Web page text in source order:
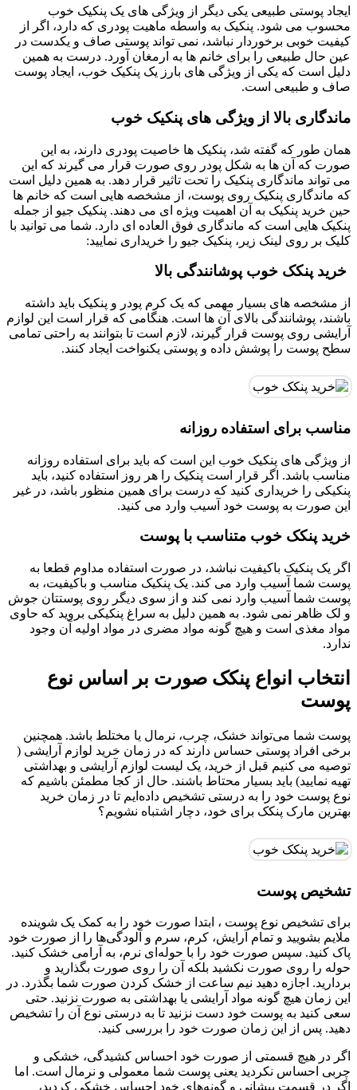
ایجاد پوستی طبیعی یکی دیگر از ویژگی های یک پنکیک خوب
محسوب می شود. پنکیک به واسطه ماهیت پودری که دارد، اگر از
کیفیت خوبی برخوردار نباشد، نمی تواند پوستی صاف و یکدست در
عین حال طبیعی را برای خانم ها به ارمغان آورد. درست به همین
دلیل است که یکی از ویژگی های بارز یک پنکیک خوب، ایجاد پوست
صاف و طبیعی است.
ماندگاری بالا از ویژگی های پنکیک خوب
همان طور که گفته شد، پنکیک ها خاصیت پودری دارند، به این
صورت که آن ها به شکل پودر روی صورت قرار می گیرند که این
می تواند ماندگاری پنکیک را تحت تاثیر قرار دهد. به همین دلیل است
که ماندگاری پنکیک روی پوست، از مشخصه هایی است که خانم ها
حین خرید پنکیک به آن اهمیت ویژه ای می دهند. پنکیک جیو از جمله
پنکیک هایی است که ماندگاری فوق العاده ای دارد. شما می توانید با
کلیک بر روی لینک زیر، پنکیک جیو را خریداری نمایید:
خريد پنکک خوب پوشانندگی بالا
از مشخصه های بسیار مهمی که یک کرم پودر و پنکیک باید داشته
باشند، پوشانندگی بالای آن ها است. هنگامی که قرار است این لوازم
آرایشی روی پوست قرار گیرند، لازم است تا بتوانند به راحتی تمامی
سطح پوست را پوشش داده و پوستی یکنواخت ایجاد کنند.
مناسب برای استفاده روزانه
از ویژگی های پنکیک خوب این است که باید برای استفاده روزانه
مناسب باشد. اگر قرار است پنکیک را هر روز استفاده کنید، باید
پنکیکی را خریداری کنید که درست برای همین منظور باشد، در غیر
این صورت به پوست خود آسیب وارد می کنید.
خريد پنکک خوب متناسب با پوست
اگر یک پنکیک باکیفیت نباشد، در صورت استفاده مداوم قطعا به
پوست شما آسیب وارد می کند. یک پنکیک مناسب و باکیفیت، به
پوست شما آسیب وارد نمی کند و از سوی دیگر روی پوستتان جوش
و لک ظاهر نمی شود. به همین دلیل به سراغ پنکیکی بروید که حاوی
مواد مغذی است و هیچ گونه مواد مضری در مواد اولیه آن وجود
ندارد.
انتخاب انواع پنکک صورت بر اساس نوع
پوست
پوست شما می‌تواند خشک، چرب، نرمال یا مختلط باشد. همچنین
برخی افراد پوستی حساس دارند که در زمان خرید لوازم آرایشی (
توصیه می کنیم قبل از خرید، یک لیست لوازم آرایشی و بهداشتی
تهیه نمایید) باید بسیار محتاط باشند. حال از کجا مطمئن باشیم که
نوع پوست خود را به درستی تشخیص داده‌ایم تا در زمان خرید
بهترین مارک پنکک برای خود، دچار اشتباه نشویم؟
تشخیص پوست
برای تشخیص نوع پوست ، ابتدا صورت خود را به کمک یک شوینده
ملایم بشویید و تمام آرایش، کرم، سرم و آلودگی‌ها را از صورت خود
پاک کنید. سپس صورت خود را با حوله‌ای نرم، به آرامی خشک کنید.
حوله را روی صورت نکشید بلکه آن را روی صورت بگذارید و
بردارید. اجازه دهید نیم ساعت از خشک کردن صورت شما بگذرد. در
این زمان هیچ گونه مواد آرایشی یا بهداشتی به صورت نزنید. حتی
سعی کنید به پوست خود دست نزنید تا به درستی نوع آن را تشخیص
دهید. پس از این زمان صورت خود را بررسی کنید.
اگر در هیچ قسمتی از صورت خود احساس کشیدگی، خشکی و
چربی احساس نکردید یعنی پوست شما معمولی و نرمال است. اما
اگر در قسمت پیشانی و گونه‌های خود احساس خشکی کردید،